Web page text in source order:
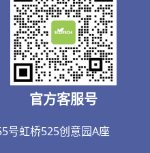
官方客服号
号虹桥525创意园A座